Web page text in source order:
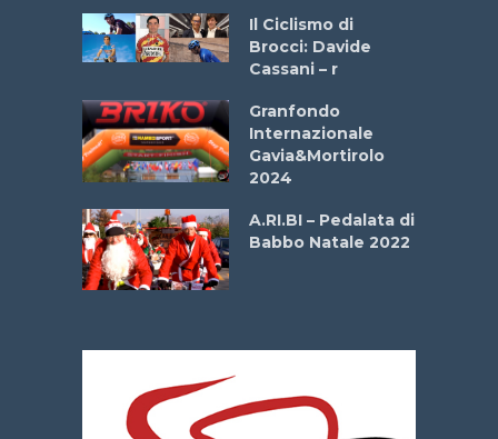
Il Ciclismo di
Brocci: Davide
Cassani – r
Granfondo
Internazionale
Gavia&Mortirolo
2024
A.RI.BI – Pedalata di
Babbo Natale 2022